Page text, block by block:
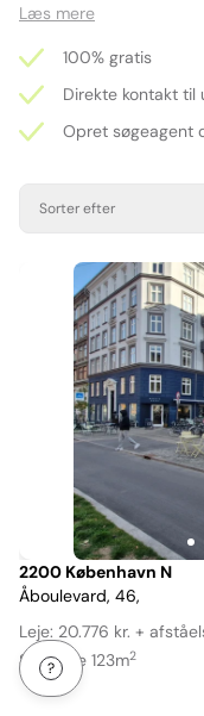
Læs mere
100% gratis
Direkte kontakt
Opret søgeagent
Sorter efter
Item
1
of
10
2200 København N
Åboulevard, 46,
Leje: 20.776 kr. +
Størrelse 123m2